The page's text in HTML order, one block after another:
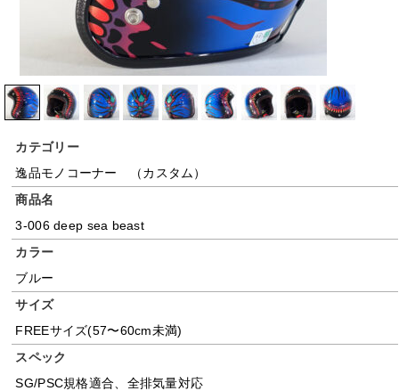
カテゴリー
逸品モノコーナー （カスタム）
商品名
3-006 deep sea beast
カラー
ブルー
サイズ
FREEサイズ(57〜60cm未満)
スペック
SG/PSC規格適合、全排気量対応